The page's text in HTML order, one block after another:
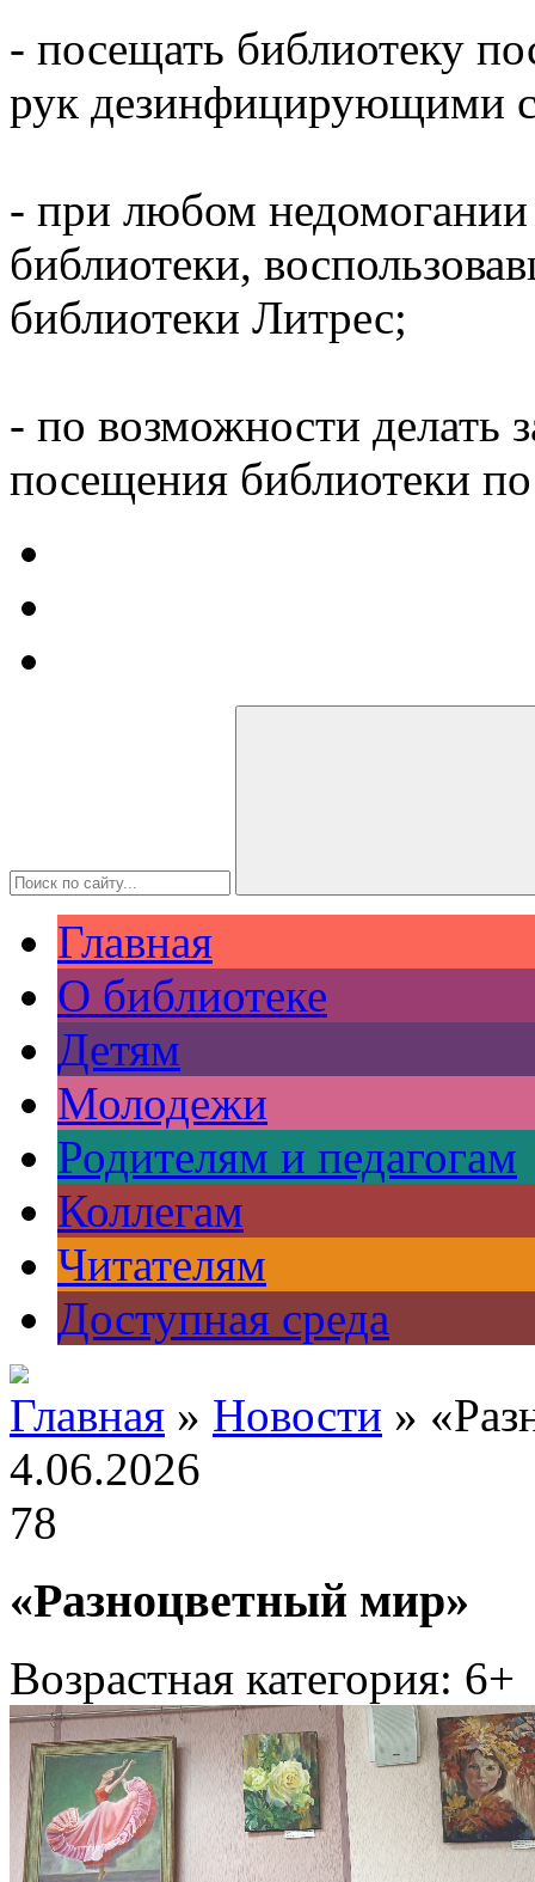
- посещать библиотеку
рук дезинфицирующими
- при любом недомогании
библиотеки,
библиотеки Литрес;
- по возможности делать
посещения библиотеки
Главная
О библиотеке
Детям
Молодежи
Родителям и педагогам
Коллегам
Читателям
Доступная среда
Главная » Новости »
4.06.2026
78
«Разноцветный мир»
Возрастная категория: 6+